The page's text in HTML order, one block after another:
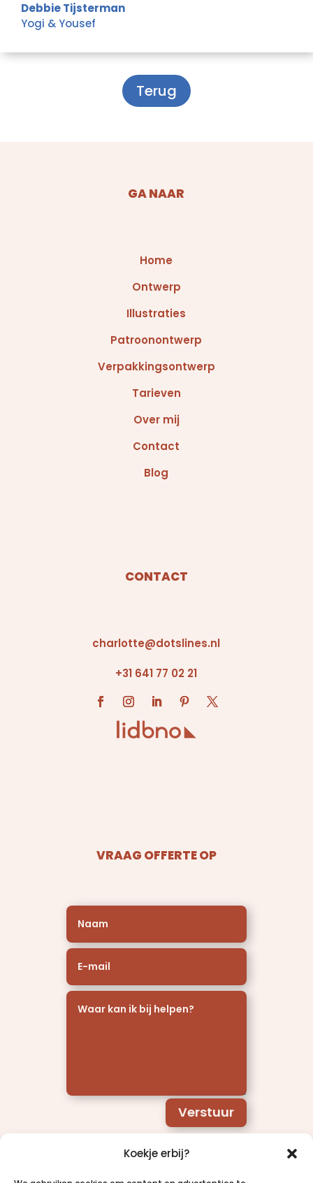
Koekje erbij?
Debbie Tijsterman
Yogi & Yousef
Terug
GA NAAR
Home
Ontwerp
Illustraties
Patroonontwerp
Verpakkingsontwerp
Tarieven
Over mij
Contact
Blog
CONTACT
charlotte@dotslines.nl
+31 641 77 02 21
VRAAG OFFERTE OP
Verstuur